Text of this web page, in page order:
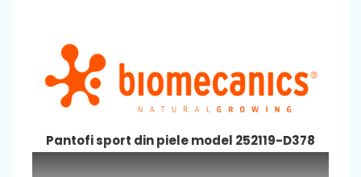
Pantofi sport din piele model 252119-D378